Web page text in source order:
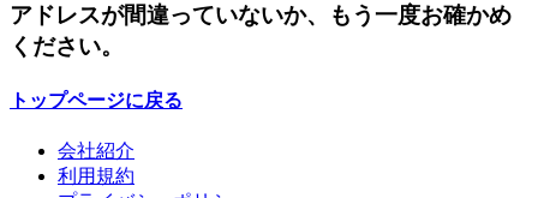
アドレスが間違っていないか、もう一度お確かめ
ください。
トップページに戻る
会社紹介
利用規約